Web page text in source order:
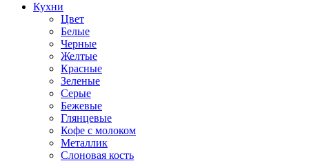
Кухни
Цвет
Белые
Черные
Желтые
Красные
Зеленые
Серые
Бежевые
Глянцевые
Кофе с молоком
Металлик
Слоновая кость